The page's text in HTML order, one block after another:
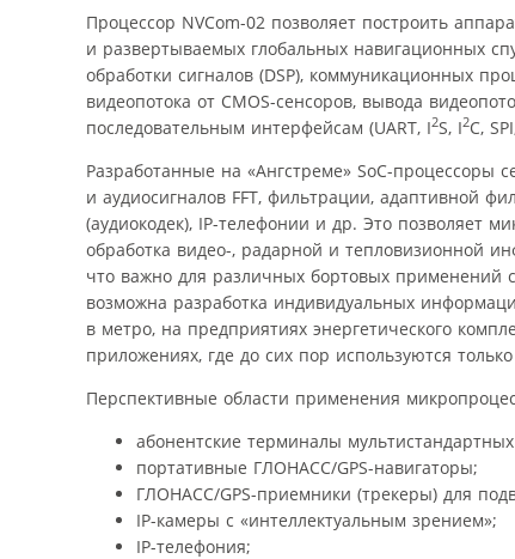
Процессор NVCom-02 позволяет построить
и развертываемых глобальных навигационных
обработки сигналов (DSP), коммуникационных
видеопотока от CMOS-сенсоров, вывода
последовательным интерфейсам (UART, I2S, I2C,
Разработанные на «Ангстреме» SoC-процессоры
и аудиосигналов FFT, фильтрации, адаптивной
(аудиокодек), IP-телефонии и др. Это позволяет
обработка видео-, радарной и тепловизионной
что важно для различных бортовых применений
возможна разработка индивидуальных
в метро, на предприятиях энергетического
приложениях, где до сих пор используются
Перспективные области применения
абонентские терминалы
портативные ГЛОНАСС/GPS-навигаторы;
ГЛОНАСС/GPS-приемники (трекеры) для
IP-камеры с «интеллектуальным зрением»;
IP-телефония;